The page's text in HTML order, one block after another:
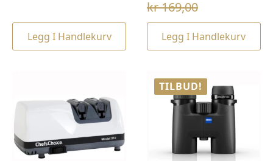
var:
kr 69,00.
er:
kr 49,00.
Legg I Handlekurv
kr169,00
Opprinnelig
pris
var:
Nåværende
pris
er:Legg I Handlekurv
TILBUD!